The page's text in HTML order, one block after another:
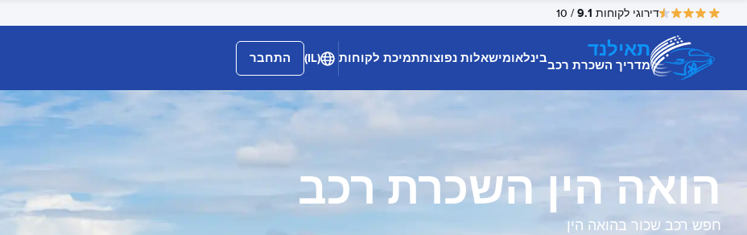
דירוגי לקוחות 9.1
/ 10
תאילנד
מדריך השכרת רכבבינלאומישאלות נפוצותתמיכת לקוחות (IL) התחבר
הואה הין השכרת רכב
חפש רכב שכור בהואה הין